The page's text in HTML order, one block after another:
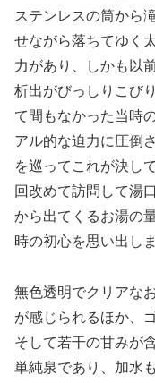
ステンレスの筒から
せながら落ちてゆく
力があり、しかも以
析出がびっしりこび
て間もなかった当時
アル的な迫力に圧倒
を巡ってこれが決し
回改めて訪問して湯
から出てくるお湯の
時の初心を思い出し
無色透明でクリアな
が感じられるほか、
そして若干の甘みが
単純泉であり、加水